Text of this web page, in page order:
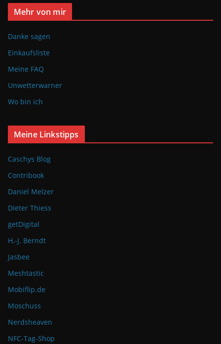
Mehr von mir
Danke sagen
Einkaufsliste
Meine FAQ
Unwetterwarner
Wo bin ich
Meine Linkstipps
Caschys Blog
Contribook
Daniel Melzer
Dieter Thiess
getDigital
H.-J. Berndt
Jasbee
Meshtastic
Mobiflip.de
Moschuss
Nerdsheaven
NFC-Tag-Shop